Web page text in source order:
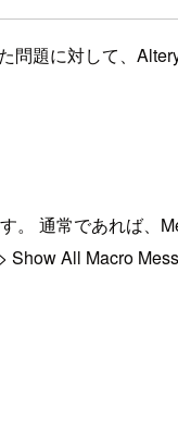
問題に対して、
。 通常であれば、
All Macro